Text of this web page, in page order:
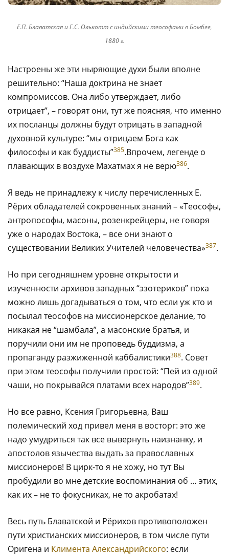
Е.П. Блаватская и Г.С. Олькотт с индийскими теософами в Бомбее,
1880 г.
Настроены же эти ныряющие духи были вполне
решительно: “Наша доктрина не знает
компромиссов. Она либо утверждает, либо
отрицает”, – говорят они, тут же поясняя, что именно
их посланцы должны будут отрицать в западной
духовной культуре: “мы отрицаем Бога как
философы и как буддисты”385.Впрочем, легенде о
плавающих в воздухе Махатмах я не верю386.
Я ведь не принадлежу к числу перечисленных Е.
Рёрих обладателей сокровенных знаний – «Теософы,
антропософы, масоны, розенкрейцеры, не говоря
уже о народах Востока, – все они знают о
существовании Великих Учителей человечества»387.
Но при сегодняшнем уровне открытости и
изученности архивов западных “эзотериков” пока
можно лишь догадываться о том, что если уж кто и
посылал теософов на миссионерское делание, то
никакая не “шамбала”, а масонские братья, и
поручили они им не проповедь буддизма, а
пропаганду разжиженной каббалистики388. Совет
при этом теософы получили простой: “Пей из одной
чаши, но покрывайся платами всех народов”389.
Но все равно, Ксения Григорьевна, Ваш
полемический ход привел меня в восторг: это же
надо умудриться так все вывернуть наизнанку, и
апостолов язычества выдать за православных
миссионеров! В цирк-то я не хожу, но тут Вы
пробудили во мне детские воспоминания об … этих,
как их – не то фокусниках, не то акробатах!
Весь путь Блаватской и Рёрихов противоположен
пути христианских миссионеров, в том числе пути
Оригена и Климента Александрийского: если